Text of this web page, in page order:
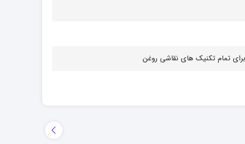
تمام تکنیک های نقاشی روغن